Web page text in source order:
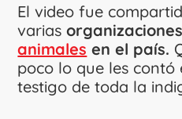
El video fue
varias
animales en el país.
poco lo que les
testigo de toda la